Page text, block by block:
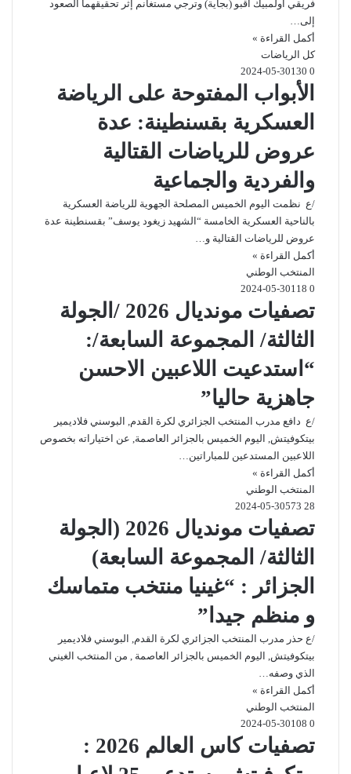
فريقي أولمبيك أقبو (بجاية) وترجي مستغانم إثر تحقيقهما الصعود
إلى…
أكمل القراءة »
كل الرياضات
2024-05-30
0
الأبواب المفتوحة على الرياضة
العسكرية بقسنطينة: عدة
عروض للرياضات القتالية
والفردية والجماعية
/ع نظمت اليوم الخميس المصلحة الجهوية للرياضة العسكرية
بالناحية العسكرية الخامسة “الشهيد زيغود يوسف” بقسنطينة عدة
عروض للرياضات القتالية و…
أكمل القراءة »
المنتخب الوطني
2024-05-30
0
تصفيات مونديال 2026 /الجولة
الثالثة/ المجموعة السابعة/:
“استدعيت اللاعبين الاحسن
جاهزية حاليا”
/ع دافع مدرب المنتخب الجزائري لكرة القدم, البوسني فلاديمير
بيتكوفيتش, اليوم الخميس بالجزائر العاصمة, عن اختياراته بخصوص
اللاعبين المستدعين للمباراتين…
أكمل القراءة »
المنتخب الوطني
2024-05-30
28
تصفيات مونديال 2026 (الجولة
الثالثة/ المجموعة السابعة)
الجزائر : “غينيا منتخب متماسك
و منظم جيدا”
/ع حذر مدرب المنتخب الجزائري لكرة القدم, البوسني فلاديمير
بيتكوفيتش, اليوم الخميس بالجزائر العاصمة , من المنتخب الغيني
الذي وصفه…
أكمل القراءة »
المنتخب الوطني
2024-05-30
0
تصفيات كاس العالم 2026 :